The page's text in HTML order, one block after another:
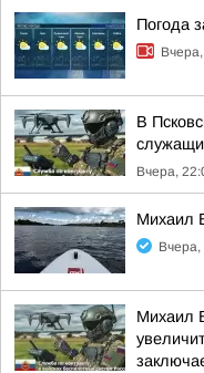
Погода
В
Вчера,
Михаил
Вчера,
Михаил